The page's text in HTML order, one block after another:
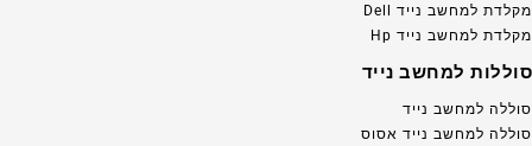
מקלדת למחשב נייד Dell
מקלדת למחשב נייד Hp
סוללות למחשב נייד
סוללה למחשב נייד
סוללה למחשב נייד אסוס